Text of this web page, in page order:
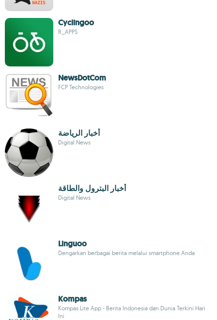
Cyclingoo
R_APPS
NewsDotCom
FCP Technologies
أخبار الرياضة
Digital News
أخبار البترول والطاقة
Digital News
Linguoo
Dengarkan berbagai berita melalui smartphone Anda
Kompas
Kompas Lite App - Berita Indonesia dan Dunia Terkini Hari
Ini